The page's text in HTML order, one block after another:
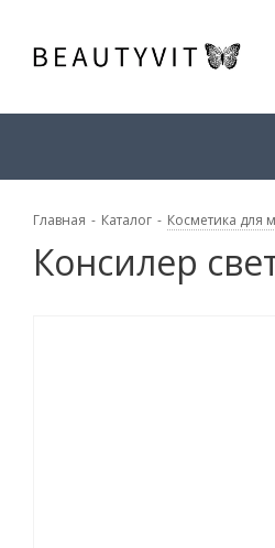
Главная - Каталог - Косметика для
Консилер